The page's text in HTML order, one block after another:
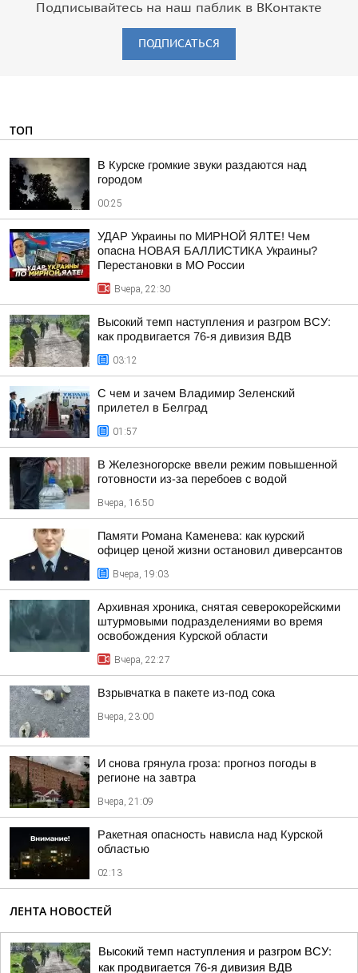
Подписывайтесь на наш паблик в ВКонтакте
ПОДПИСАТЬСЯ
ТОП
В Курске громкие звуки раздаются над
городом
00:25
УДАР Украины по МИРНОЙ ЯЛТЕ! Чем
опасна НОВАЯ БАЛЛИСТИКА Украины?
Перестановки в МО России
Вчера, 22:30
Высокий темп наступления и разгром ВСУ:
как продвигается 76-я дивизия ВДВ
03:12
С чем и зачем Владимир Зеленский
прилетел в Белград
01:57
В Железногорске ввели режим повышенной
готовности из-за перебоев с водой
Вчера, 16:50
Памяти Романа Каменева: как курский
офицер ценой жизни остановил диверсантов
Вчера, 19:03
Архивная хроника, снятая северокорейскими
штурмовыми подразделениями во время
освобождения Курской области
Вчера, 22:27
Взрывчатка в пакете из-под сока
Вчера, 23:00
И снова грянула гроза: прогноз погоды в
регионе на завтра
Вчера, 21:09
Ракетная опасность нависла над Курской
областью
02:13
ЛЕНТА НОВОСТЕЙ
Высокий темп наступления и разгром ВСУ:
как продвигается 76-я дивизия ВДВ